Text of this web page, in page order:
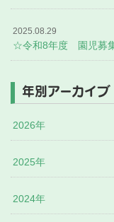
2025.08.29
☆令和8年度 園児募
年別アーカイブ
2026年
2025年
2024年